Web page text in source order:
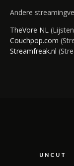
Andere
TheVore NL
Couchpop.com
Streamfreak.nl
UNCUT